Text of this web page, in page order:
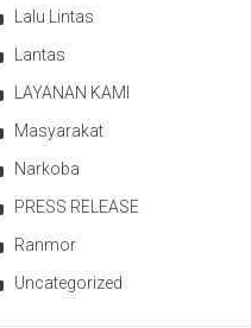
Lalu Lintas
Lantas
LAYANAN KAMI
Masyarakat
Narkoba
PRESS RELEASE
Ranmor
Uncategorized